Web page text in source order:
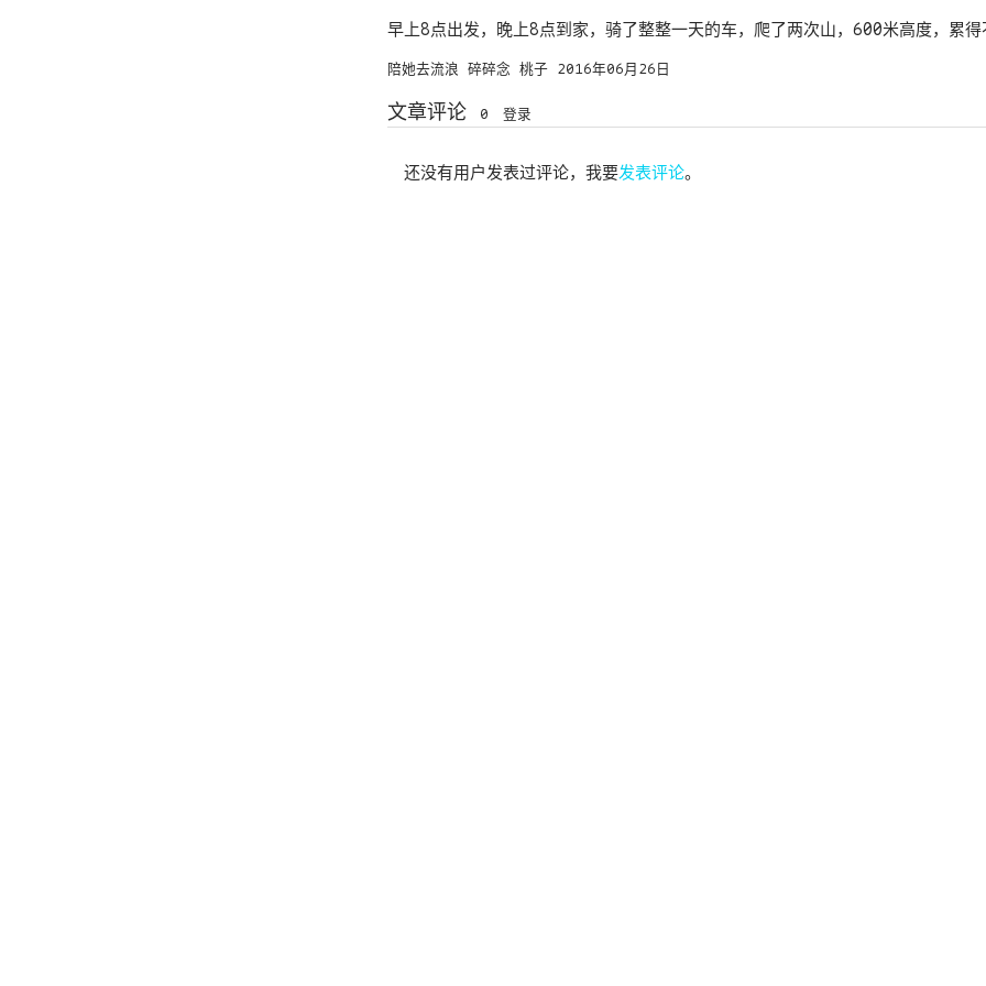
早上8点出发，晚上8点到家，骑了整整一天的车，爬了两次山，600米高度，累得
陪她去流浪 碎碎念 桃子 2016年06月26日
文章评论 0 登录
还没有用户发表过评论，我要发表评论。